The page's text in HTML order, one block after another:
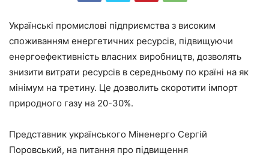
Українські промислові підприємства з високим
споживанням енергетичних ресурсів, підвищуючи
енергоефективність власних виробництв, дозволять
знизити витрати ресурсів в середньому по країні на як
мінімум на третину. Це дозволить скоротити імпорт
природного газу на 20-30%.
Представник українського Міненерго Сергій
Поровський, на питання про підвищення